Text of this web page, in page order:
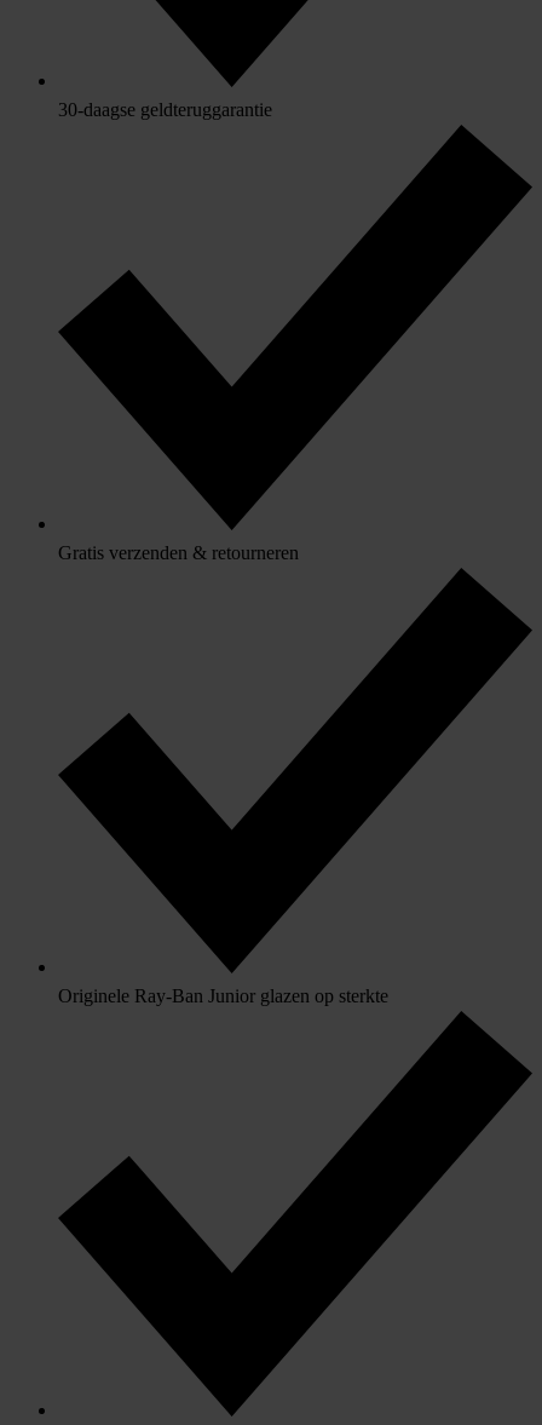
30-daagse geldteruggarantie
Gratis verzenden & retourneren
Originele Ray-Ban Junior glazen op sterkte